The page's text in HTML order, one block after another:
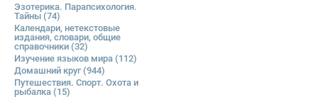
Эзотерика. Парапсихология.
Тайны (74)
Календари, нетекстовые
издания, словари, общие
справочники (32)
Изучение языков мира (112)
Домашний круг(944)
Путешествия. Спорт. Охота и
рыбалка (15)